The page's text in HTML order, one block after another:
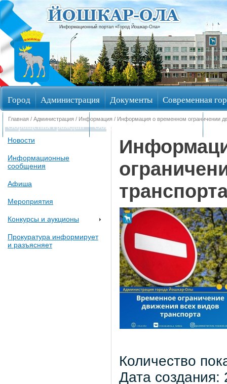
Информационный портал «Город Йошкар-Ола»
Город Администрация Документы Современная
Обращения граждан Общественные обсуждения
Главная / Администрация / Информация / Информация о временном ограничении
Новости
Информационные
сообщения
Афиша
Мероприятия
Конкурсы и аукционы
Прокуратура информирует
и разъясняет
Количество
Дата